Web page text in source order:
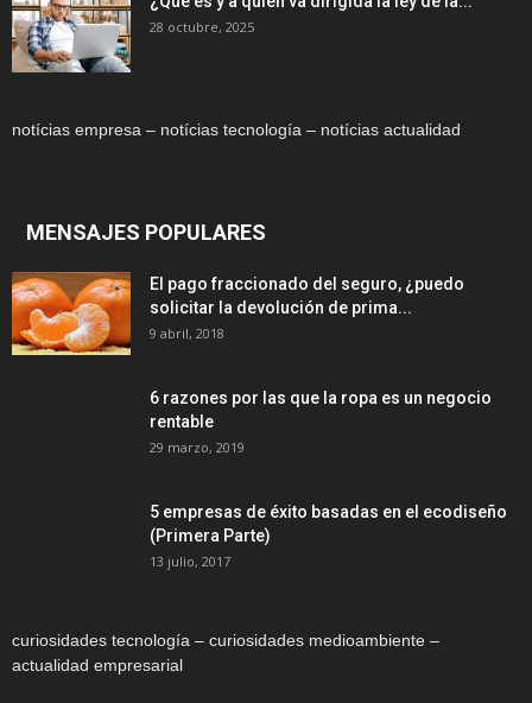
28 octubre, 2025
notícias empresa – notícias tecnología – notícias actualidad
MENSAJES POPULARES
El pago fraccionado del seguro, ¿puedo
solicitar la devolución de prima...
9 abril, 2018
6 razones por las que la ropa es un negocio
rentable
29 marzo, 2019
5 empresas de éxito basadas en el ecodiseño
(Primera Parte)
13 julio, 2017
curiosidades tecnología – curiosidades medioambiente –
actualidad empresarial